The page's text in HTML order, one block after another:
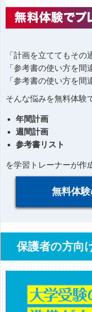
「計画を立ててもその
「参考書の使い方を間
「参考書の使い方を間
そんな悩みを無料体験
年間計画
週間計画
参考書リスト
を学習トレーナーが作
無料体
保護者の方向